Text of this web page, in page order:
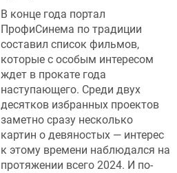
В конце года портал
ПрофиСинема по традиции
составил список фильмов,
которые с особым интересом
ждет в прокате года
наступающего. Среди двух
десятков избранных проектов
заметно сразу несколько
картин о девяностых — интерес
к этому времени наблюдался на
протяжении всего 2024. И по-